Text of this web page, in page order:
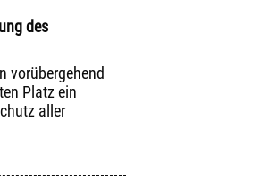
des
vorübergehend
Platz ein
aller